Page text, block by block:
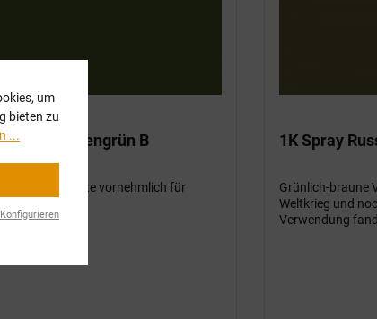
Spray Russengrün B
grüne Variante vornehmlich für
1K Spray
Grünlich-braune
Weltkrieg und
Verwendung fand
um
bieten zu
...
Konfigurieren